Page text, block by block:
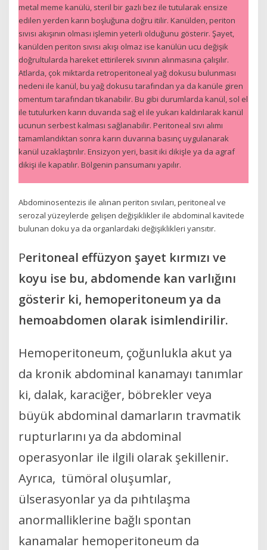
metal meme kanülü, steril bir gazlı bez ile tutularak ensize
edilen yerden karın boşluğuna doğru itilir. Kanülden, periton
sıvısı akışının olması işlemin yeterli olduğunu gösterir. Şayet,
kanülden periton sıvısı akışı olmaz ise kanülün ucu değişik
doğrultularda hareket ettirilerek sıvının alınmasına çalışılır.
Atlarda, çok miktarda retroperitoneal yağ dokusu bulunması
nedeni ile kanül, bu yağ dokusu tarafından ya da kanüle giren
omentum tarafından tıkanabilir. Bu gibi durumlarda kanül, sol el
ile tutulurken karın duvarıda sağ el ile yukarı kaldırılarak kanül
ucunun serbest kalması sağlanabilir. Peritoneal sıvı alımı
tamamlandıktan sonra karın duvarına basınç uygulanarak
kanül uzaklaştırılır. Ensizyon yeri, basit iki dikişle ya da agraf
dikişi ile kapatılır. Bölgenin pansumanı yapılır.
Abdominosentezis ile alınan periton sıvıları, peritoneal ve
serozal yüzeylerde gelişen değişiklikler ile abdominal kavitede
bulunan doku ya da organlardaki değişiklikleri yansıtır.
Peritoneal effüzyon şayet kırmızı ve
koyu ise bu, abdomende kan varlığını
gösterir ki, hemoperitoneum ya da
hemoabdomen olarak isimlendirilir.
Hemoperitoneum, çoğunlukla akut ya
da kronik abdominal kanamayı tanımlar
ki, dalak, karaciğer, böbrekler veya
büyük abdominal damarların travmatik
rupturlarını ya da abdominal
operasyonlar ile ilgili olarak şekillenir.
Ayrıca, tümöral oluşumlar,
ülserasyonlar ya da pıhtılaşma
anormalliklerine bağlı spontan
kanamalar hemoperitoneum da